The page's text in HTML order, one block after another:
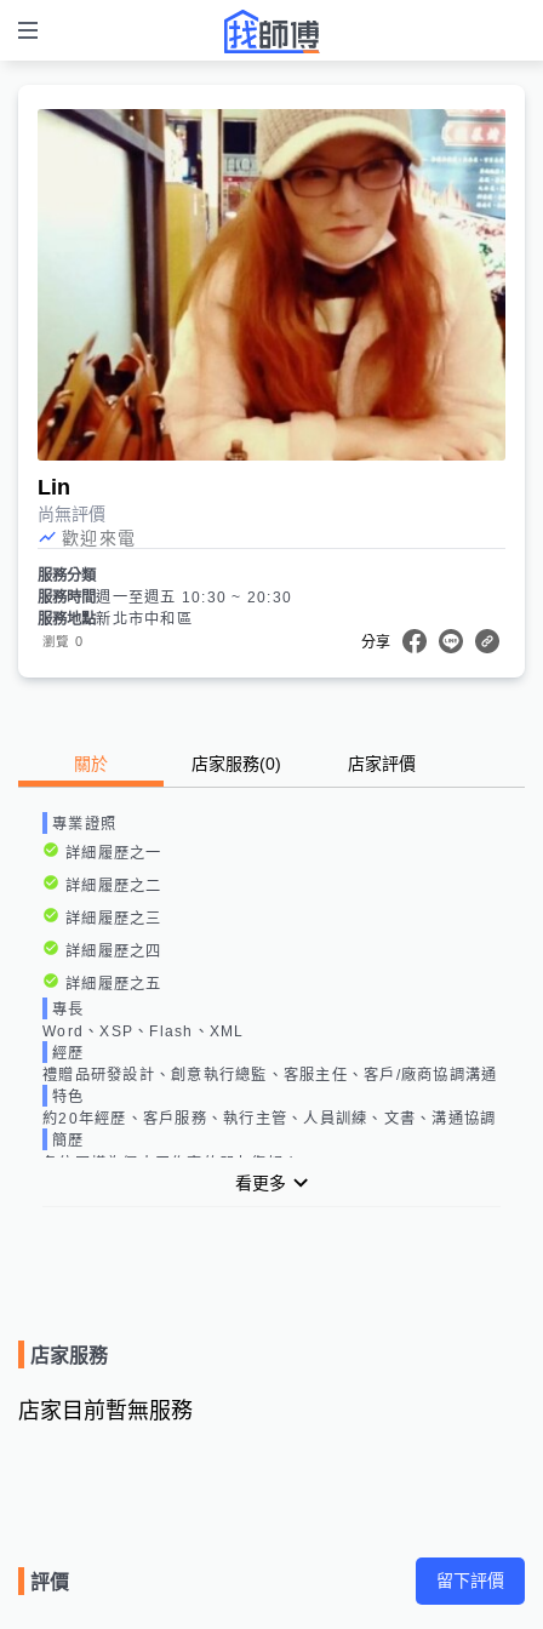
Lin
尚無評價
歡迎來電
服務分類
服務時間週一至週五 10:30 ~ 20:30
服務地點新北市中和區
瀏覽 0 分享
關於 店家服務(0) 店家評價
專業證照
詳細履歷之一
詳細履歷之二
詳細履歷之三
詳細履歷之四
詳細履歷之五
專長
Word、XSP、Flash、XML
經歷
禮贈品研發設計、創意執行總監、客服主任、客戶/廠商協調溝通
特色
約20年經歷、客戶服務、執行主管、人員訓練、文書、溝通協調
簡歷
各位同樣為個人工作室的朋友您好！：
我住新北市．但希望能夠可以找一間正式的工作室內，因為
工作內容上不會有衝突到的，我很期待能夠與您一起共事喔！謝
看更多
店家服務
店家目前暫無服務
評價 留下評價